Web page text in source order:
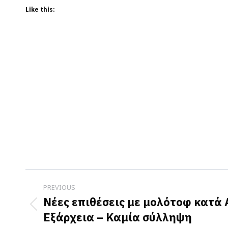
Like this:
Post
navigation
PREVIOUS
Previous
post:
Νέες επιθέσεις με μολότοφ
Εξάρχεια – Καμία σύλληψη